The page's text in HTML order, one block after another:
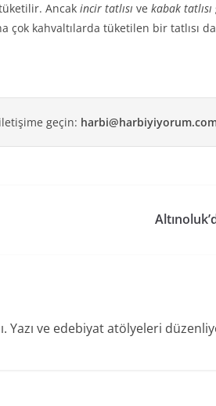
Ancak incir tatlısı ve kabak tatlısı
kahvaltılarda tüketilen bir tatlısı
geçin:
ve edebiyat atölyeleri